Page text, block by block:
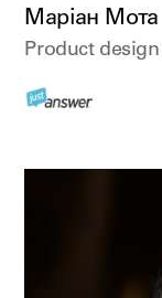
Маріан Мота
Product